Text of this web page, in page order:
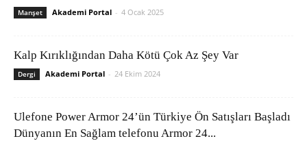
Manşet Akademi Portal - 4 Ocak 2025
Kalp Kırıklığından Daha Kötü Çok Az Şey Var
Dergi Akademi Portal - 24 Ekim 2024
Ulefone Power Armor 24’ün Türkiye Ön Satışları Başladı
Dünyanın En Sağlam telefonu Armor 24...